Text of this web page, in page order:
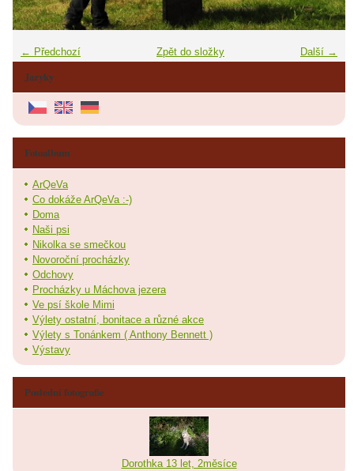
← Předchozí Další →
Zpět do složky
Jazyky
Fotoalbum
ArQeVa
Co dokáže ArQeVa :-)
Doma
Naši psi
Nikolka se smečkou
Novoroční procházky
Odchovy
Procházky u Máchova jezera
Ve psí škole Mimi
Výlety ostatní, bonitace a různé akce
Výlety s Tonánkem ( Anthony Bennett )
Výstavy
Poslední fotografie
Dorothka 13 let, 2měsíce